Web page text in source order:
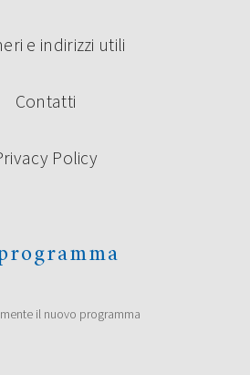
e indirizzi utili
Contatti
Policy
il nuovo programma